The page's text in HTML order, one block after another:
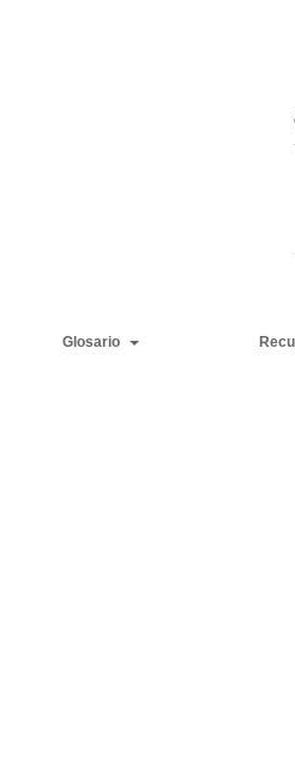
Glosario